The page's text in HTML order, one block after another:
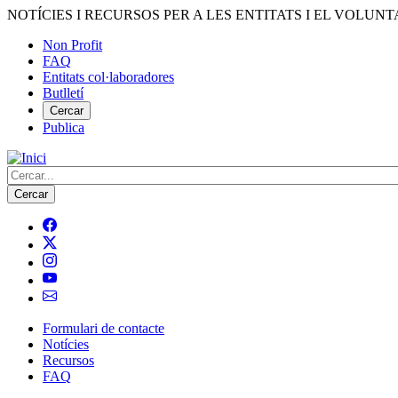
Vés
contingut
NOTÍCIES I RECURSOS PER A LES ENTITATS I EL
Menú
del
compte
d'usuari
Non Profit
FAQ
Entitats col·laboradores
Butlletí
Cercar
Publica
Cerca
Navegació
principal
Formulari de contacte
Notícies
Recursos
FAQ